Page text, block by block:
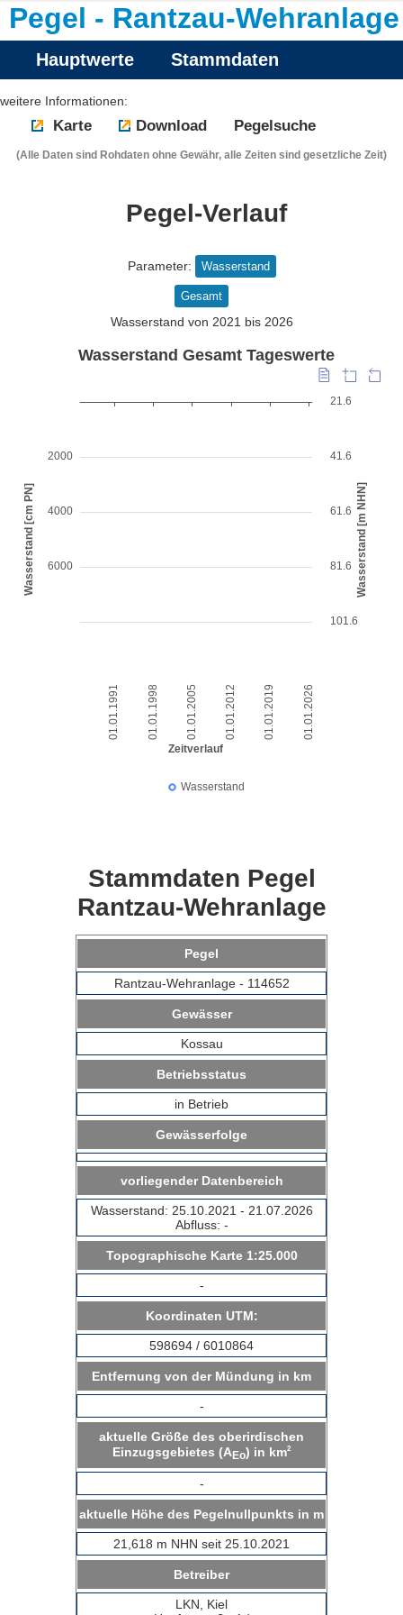
Pegel - Rantzau-Wehranlage
Hauptwerte Stammdaten
weitere Informationen:
Karte Download Pegelsuche
(Alle Daten sind Rohdaten ohne Gewähr, alle Zeiten sind gesetzliche Zeit)
Pegel-Verlauf
Parameter: Wasserstand
Gesamt
Wasserstand von 2021 bis 2026
Stammdaten Pegel
Rantzau-Wehranlage
Pegel
Rantzau-Wehranlage - 114652
Gewässer
Kossau
Betriebsstatus
in Betrieb
Gewässerfolge
vorliegender Datenbereich
Wasserstand: 25.10.2021 - 21.07.2026
Abfluss: -
Topographische Karte 1:25.000
-
Koordinaten UTM:
598694 / 6010864
Entfernung von der Mündung in km
-
aktuelle Größe des oberirdischen
Einzugsgebietes (AEo) in km2
-
aktuelle Höhe des Pegelnullpunkts in m
21,618 m NHN seit 25.10.2021
Betreiber
LKN, Kiel